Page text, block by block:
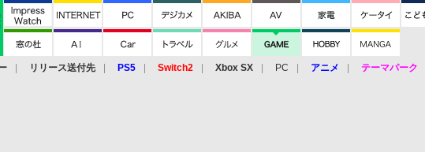
リリース送付先 PS5 Switch2 Xbox SX PC アニメ テーマパーク